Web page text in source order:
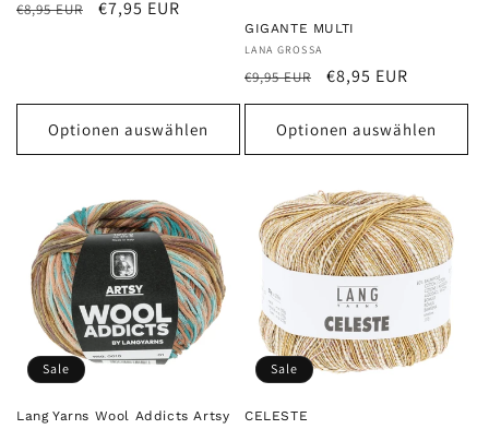
Normaler
€8,95 EUR Verkaufspreis
€7,95 EUR
Optionen auswählen
GIGANTE MULTI
Anbieter:
LANA GROSSA
Normaler
Preis
€9,95 EUR Verkaufspreis
€8,95 EUR
Optionen auswählen
Sale
Lang Yarns Wool Addicts Artsy
Sale
CELESTE